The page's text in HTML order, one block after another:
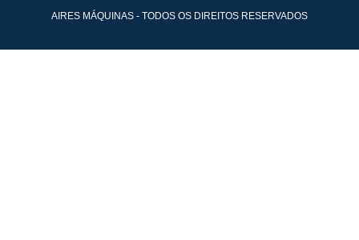
AIRES MÁQUINAS - TODOS OS DIREITOS RESERVADOS